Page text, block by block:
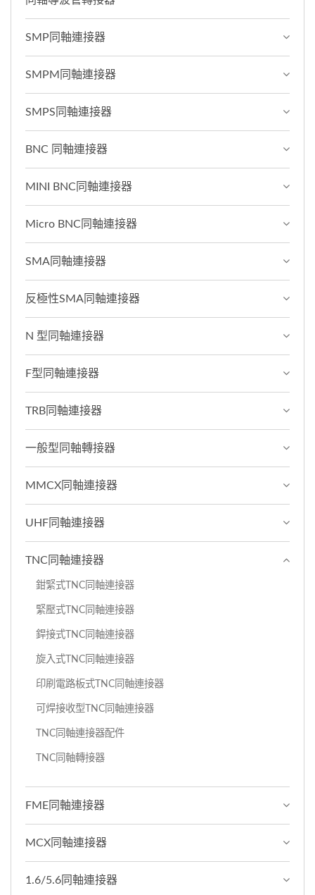
SMP同軸連接器
SMPM同軸連接器
SMPS同軸連接器
BNC 同軸連接器
MINI BNC同軸連接器
Micro BNC同軸連接器
SMA同軸連接器
反極性SMA同軸連接器
N 型同軸連接器
F型同軸連接器
TRB同軸連接器
一般型同軸轉接器
MMCX同軸連接器
UHF同軸連接器
TNC同軸連接器
鉗緊式TNC同軸連接器
緊壓式TNC同軸連接器
銲接式TNC同軸連接器
旋入式TNC同軸連接器
印刷電路板式TNC同軸連接器
可焊接收型TNC同軸連接器
TNC同軸連接器配件
TNC同軸轉接器
FME同軸連接器
MCX同軸連接器
1.6/5.6同軸連接器